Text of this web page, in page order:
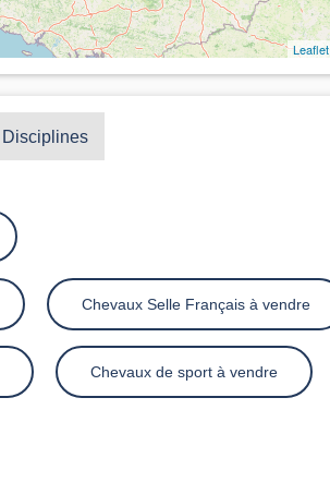
Leaflet
Disciplines
Chevaux Selle Français à vendre
Chevaux de sport à vendre